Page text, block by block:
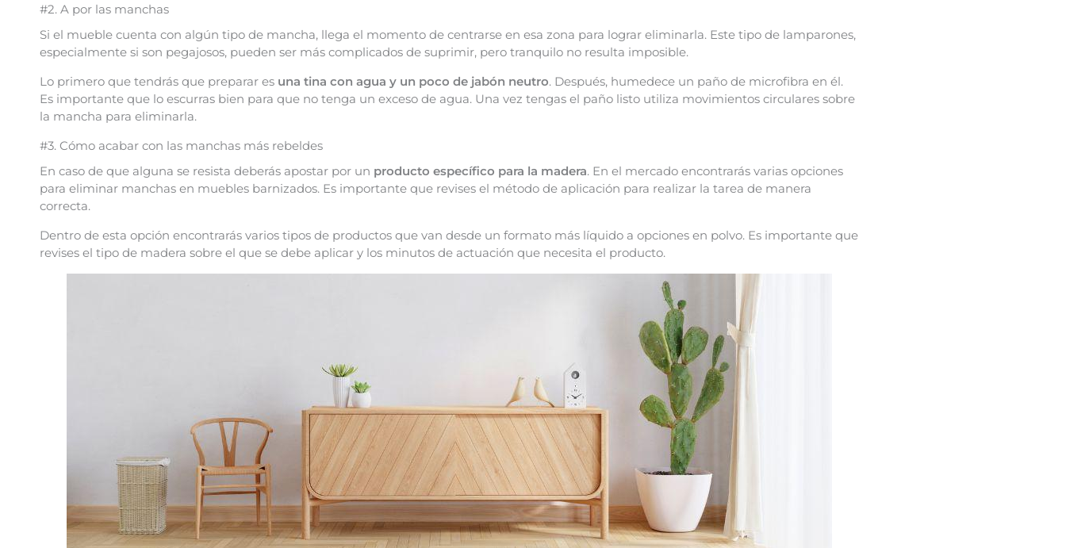
#2. A por las manchas
Si el mueble cuenta con algún tipo de mancha, llega el momento de centrarse en esa zona para lograr eliminarla. Este tipo de lamparones,
especialmente si son pegajosos, pueden ser más complicados de suprimir, pero tranquilo no resulta imposible.
Lo primero que tendrás que preparar es una tina con agua y un poco de jabón neutro. Después, humedece un paño de microfibra en él.
Es importante que lo escurras bien para que no tenga un exceso de agua. Una vez tengas el paño listo utiliza movimientos circulares sobre
la mancha para eliminarla.
#3. Cómo acabar con las manchas más rebeldes
En caso de que alguna se resista deberás apostar por un producto específico para la madera. En el mercado encontrarás varias opciones
para eliminar manchas en muebles barnizados. Es importante que revises el método de aplicación para realizar la tarea de manera
correcta.
Dentro de esta opción encontrarás varios tipos de productos que van desde un formato más líquido a opciones en polvo. Es importante que
revises el tipo de madera sobre el que se debe aplicar y los minutos de actuación que necesita el producto.